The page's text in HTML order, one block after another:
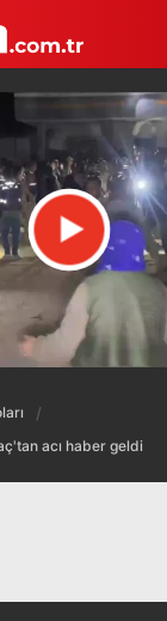
acı haber geldi